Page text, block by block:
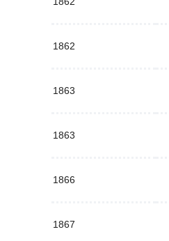
1862
1863
1863
1866
1867